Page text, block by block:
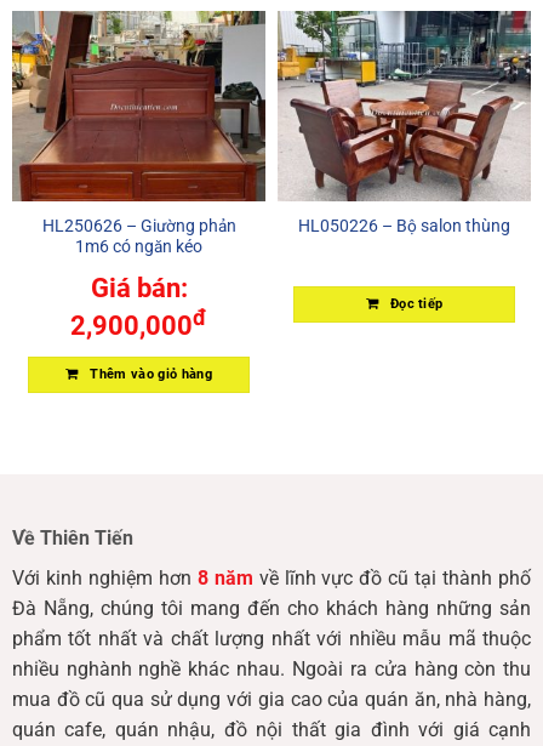
HL250626 – Giường phản
1m6 có ngăn kéo
Giá bán:
2,900,000đ
Thêm vào giỏ hàng
HL050226 – Bộ salon thùng
Đọc tiếp
Về Thiên Tiến
Với kinh nghiệm hơn 8 năm về lĩnh vực đồ cũ tại thành phố
Đà Nẵng, chúng tôi mang đến cho khách hàng những sản
phẩm tốt nhất và chất lượng nhất với nhiều mẫu mã thuộc
nhiều nghành nghề khác nhau. Ngoài ra cửa hàng còn thu
mua đồ cũ qua sử dụng với gia cao của quán ăn, nhà hàng,
quán cafe, quán nhậu, đồ nội thất gia đình với giá cạnh